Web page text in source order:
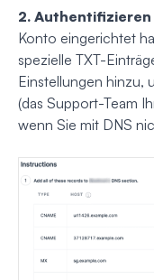
2. Authentifizieren
Konto eingerichtet
spezielle TXT-
Einstellungen hinzu,
(das Support-Team
wenn Sie mit DNS